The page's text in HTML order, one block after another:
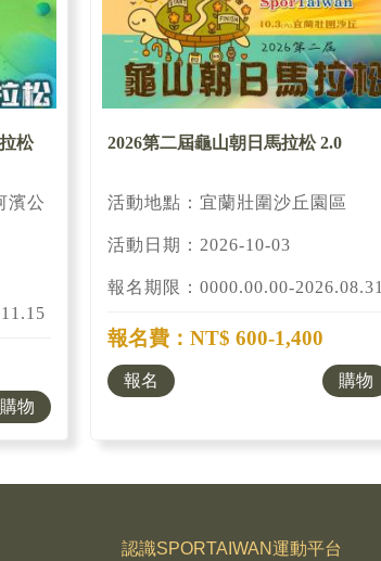
松
濱公
購物
2026第二屆龜山朝日馬拉松 2.0
活動地點：宜蘭壯圍沙丘園區
活動日期：2026-10-03
報名期限：0000.00.00-2026.08.31
報名費：NT$ 600-1,400
報名 購物
認識SPORTAIWAN運動平台